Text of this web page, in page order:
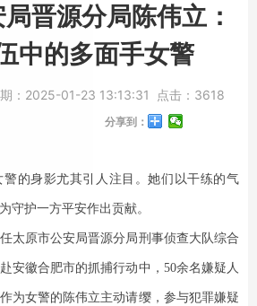
晋源分局陈伟立：
中的多面手女警
： 2025-01-23 13:13:31 点击： 3618
分享到：
身影尤其引人注目。她们以干练的气
守护一方平安作出贡献。
原市公安局晋源分局刑事侦查大队综合
安徽合肥市的抓捕行动中，50余名嫌疑人
为女警的陈伟立主动请缨，参与犯罪嫌疑